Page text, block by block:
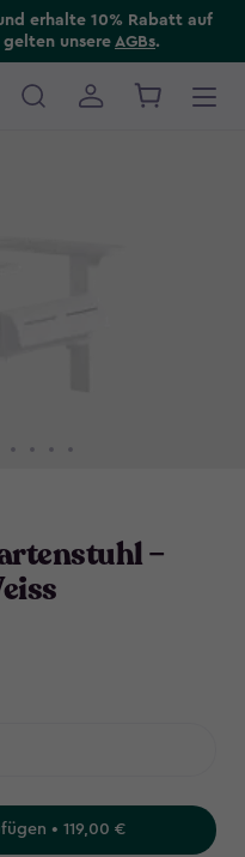
erhalte 10% Rabatt auf
unsere AGBs.
–
• 119,00 €